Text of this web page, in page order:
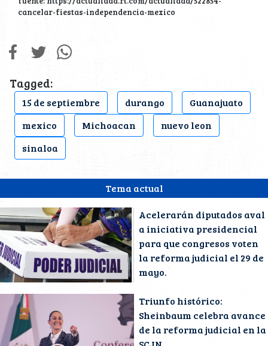
Tema actual
Acelerarán diputados aval
a iniciativa presidencial
para que congresos voten
la reforma judicial el 29 de
mayo.
Triunfo histórico:
Sheinbaum celebra avance
de la reforma judicial en la
cancelar-fiestas-independencia-mexico
Tagged:
15 de septiembre durango
Guanajuato
mexico
Michoacan
nuevo leon
sinaloa